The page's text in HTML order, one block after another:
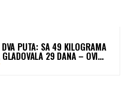
PUTA: SA 49 KILOGRAMA
29 DANA – OVI